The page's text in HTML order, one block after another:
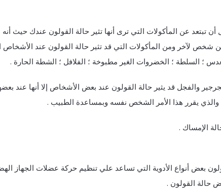
تبتعد عن المأكولات التي ترى أنها تثير حالة القولون عندك حيث أنه
لآخر ومن المأكولات التي قد تثير حالة القولون عند الأشخاص
؛ السلطة ؛ الخضروات الغير مطبوخة ؛ الفلافل ؛ الشطة الحارة .
والفجل قد يثير حالة القولون عند بعض الأشخاص إلا أنها عند
يقرر هذا الأمر الشخص نفسه وبمساعدة الطبيب .
الإمساك .
بعض أنواع الأدوية التي تساعد علي تنظيم حركة عضلات الجهاز
حالة القولون .